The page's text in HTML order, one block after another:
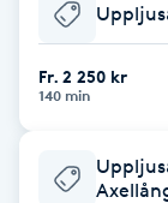
Barber
BIAB
Fr. 2 250 kr
140 min